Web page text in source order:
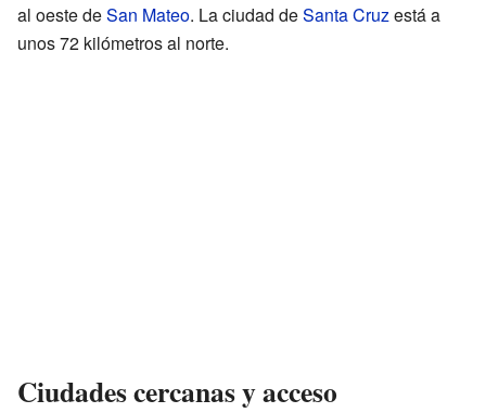
al oeste deSan Mateo. La ciudad deSanta Cruzestá a
unos 72 kilómetros al norte.
Ciudades cercanas y acceso